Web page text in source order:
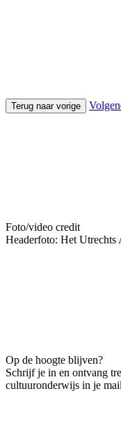
Terug naar vorige
Foto/video credit
Headerfoto: Het Utrechts
Op de hoogte blijven?
Schrijf je in en ontvang
cultuuronderwijs in je